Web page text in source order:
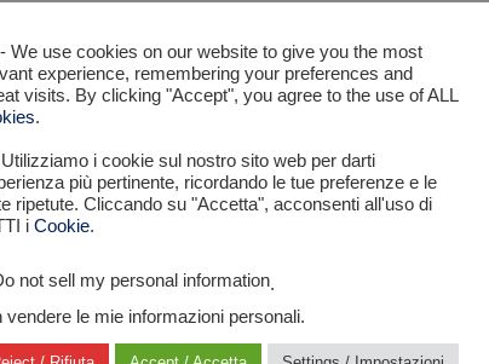
CU LA POIE DI
- We use cookies on our website to give you the most
experience, remembering your preferences and
visits. By clicking "Accept", you agree to the use of ALL
.
i cookie sul nostro sito web per darti
più pertinente, ricordando le tue preferenze e le
ripetute. Cliccando su "Accetta", acconsenti all'uso di
i Cookie.
not sell my personal information.
vendere le mie informazioni personali.